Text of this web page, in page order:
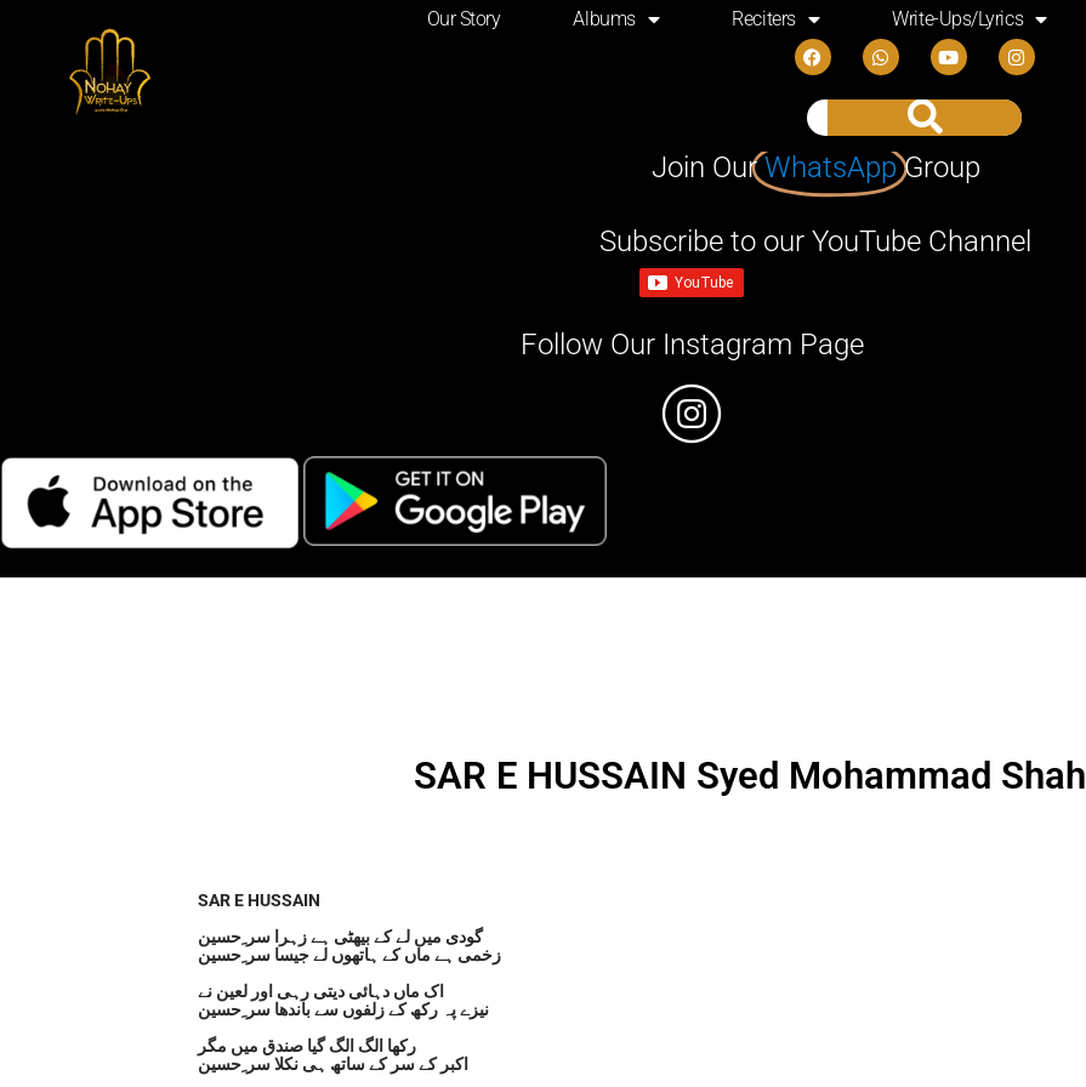
Our Story Albums Reciters Write-Ups/Lyrics
Join OurWhatsApp Group
Subscribe to our YouTube Channel
Follow Our Instagram Page
SAR E HUSSAIN Syed Mohammad Shah
SAR E HUSSAIN
گودی میں لے کے بیھٹی ہے زہرا سر ِحسین
زخمی ہے ماں کے ہاتھوں لے جیسا سر ِحسین
اک ماں دہائی دیتی رہی اور لعین نے
نیزے پہ رکھ کے زلفوں سے باندھا سر ِحسین
رکھا الگ الگ گیا صندق میں مگر
اکبر کے سر کے ساتھ ہی نکلا سر ِحسین